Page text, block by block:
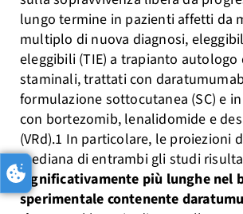
lungo termine in pazienti affetti da
multiplo di nuova diagnosi,
eleggibili (TIE) a trapianto
staminali, trattati con
formulazione sottocutanea (SC) e
con bortezomib, lenalidomide e
(VRd).1 In particolare, le proiezioni
mediana di entrambi gli studi
significativamente più lunghe nel
sperimentale contenente